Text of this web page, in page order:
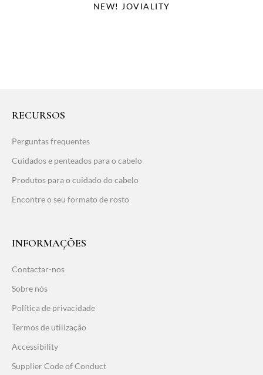
NEW! JOVIALITY
RECURSOS
Perguntas frequentes
Cuidados e penteados para o cabelo
Produtos para o cuidado do cabelo
Encontre o seu formato de rosto
INFORMAÇÕES
Contactar-nos
Sobre nós
Política de privacidade
Termos de utilização
Accessibility
Supplier Code of Conduct